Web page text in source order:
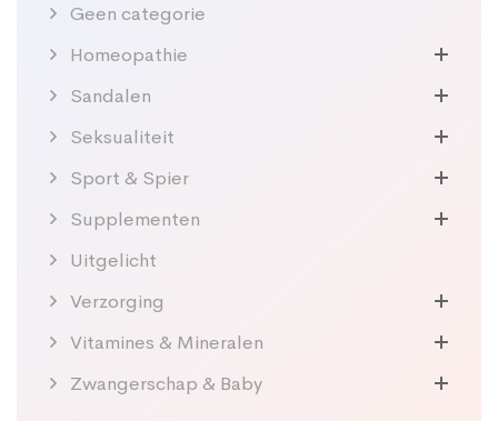
Geen categorie
Homeopathie
Sandalen
Seksualiteit
Sport & Spier
Supplementen
Uitgelicht
Verzorging
Vitamines & Mineralen
Zwangerschap & Baby